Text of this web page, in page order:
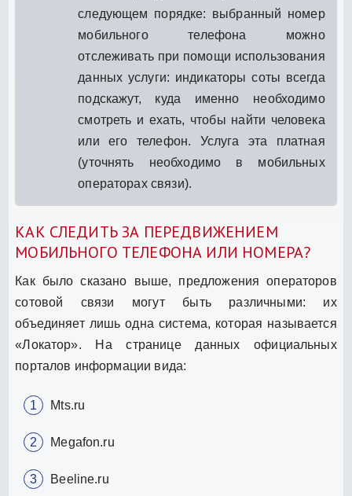
следующем порядке: выбранный номер
мобильного телефона можно
отслеживать при помощи использования
данных услуги: индикаторы соты всегда
подскажут, куда именно необходимо
смотреть и ехать, чтобы найти человека
или его телефон. Услуга эта платная
(уточнять необходимо в мобильных
операторах связи).
КАК СЛЕДИТЬ ЗА ПЕРЕДВИЖЕНИЕМ
МОБИЛЬНОГО ТЕЛЕФОНА ИЛИ НОМЕРА?
Как было сказано выше, предложения операторов
сотовой связи могут быть различными: их
объединяет лишь одна система, которая называется
«Локатор». На странице данных официальных
порталов информации вида:
Mts.ru
Megafon.ru
Beeline.ru